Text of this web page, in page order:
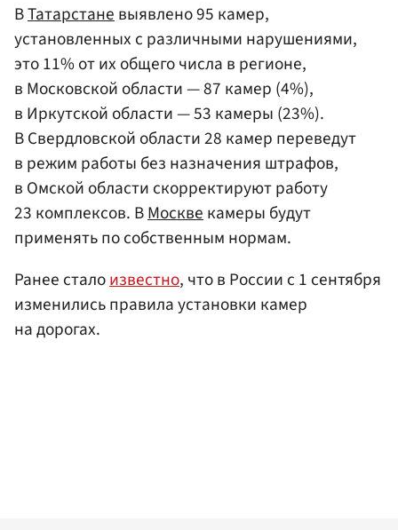
ВТатарстаневыявлено 95 камер,
установленных с различными нарушениями,
это 11% от их общего числа в регионе,
в Московской области — 87 камер (4%),
в Иркутской области — 53 камеры (23%).
В Свердловской области 28 камер переведут
в режим работы без назначения штрафов,
в Омской области скорректируют работу
23 комплексов. ВМосквекамеры будут
применять по собственным нормам.
Ранее сталоизвестно, что в России с 1 сентября
изменились правила установки камер
на дорогах.